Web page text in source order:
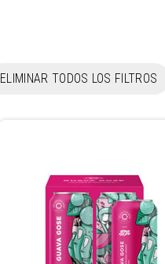
ELIMINAR TODOS LOS FILTROS